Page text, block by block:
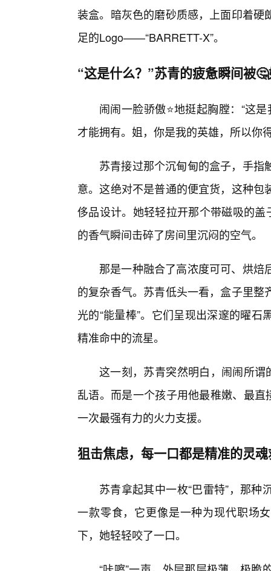
装盒。暗灰色的磨砂质感，上面印着
足的Logo——“BARRETT-X”。
“这是什么？”苏青的疲惫瞬间被
闹闹一脸骄傲⭐地挺起胸膛：“这
才能拥有。姐，你是我的英雄，所以你
苏青接过那个沉甸甸的盒子，手
意。这绝对不是普通的便宜货，这种
侈品设计。她轻轻拉开那个带磁吸的
的香气瞬间击碎了房间里沉闷的空气。
那是一种融合了高浓度可可、烘
的复杂香气。苏青低头一看，盒子里
光的“能量棒”。它们呈现出深邃的曜
精准命中的流星。
这一刻，苏青突然明白，闹闹所谓
乱语。而是一个孩子用他最稚嫩、最
一次最强有力的火力支援。
狙击焦虑，每一口都是精准的灵
苏青拿起其中一枚“巴雷特”，那
一款零食，它更像是一种为现代职场
下，她轻轻咬了一口。